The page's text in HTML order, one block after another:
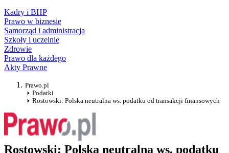
Kadry i BHP
Prawo w biznesie
Samorząd i administracja
Szkoły i uczelnie
Zdrowie
Prawo dla każdego
Akty Prawne
Prawo.pl
Podatki
Rostowski: Polska neutralna ws. podatku od transakcji finansowych
Rostowski: Polska neutralna ws. podatku